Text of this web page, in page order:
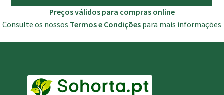
Preços válidos para compras online
Consulte os nossos Termos e Condições para mais informações